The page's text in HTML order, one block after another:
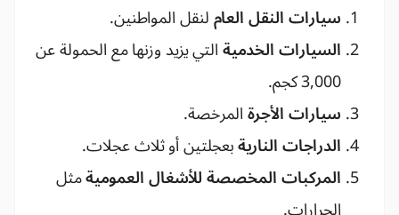
سيارات النقل العاملنقل المواطنين.
السيارات الخدميةالتي يزيد وزنها مع الحمولة عن
3,000 كجم.
سيارات الأجرةالمرخصة.
الدراجات الناريةبعجلتين أو ثلاث عجلات.
المركبات المخصصة للأشغال العموميةمثل